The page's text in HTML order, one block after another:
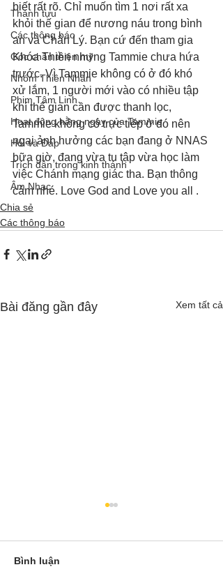
Thành tựu
Các thông báo
Góc chân thiện mỹ
Nhóm Thiên Nhãn
Phim Tâm Linh
Hoạt động hằng ngày của Tammie
Hỏi và Đáp
Trích dẫn trong kinh thánh
Âm Nhạc
biết rất rõ. Chỉ muốn tìm 1 nơi rất xa
khỏi thế gian để nương náu trong bình
an và Chân Lý. Bạn cứ đến tham gia
Khóa Thiền nhưng Tammie chưa hứa
trước. Vì Tammie không có ở đó khó
xử lắm, 1 người mới vào có nhiều tập
khí thế gian cần được thanh lọc,
Tammie không có trực tiếp ở đó nên
ngại ảnh hưởng các bạn đang ở NNAS
bữa giờ, đang vừa tu tập vừa học làm
việc Chánh mạng giác tha. Bạn thông
cảm nhé. Love God and Love you all .
Chia sẻ
Các thông báo
Bài đăng gần đây Xem tất cả
Bình luận